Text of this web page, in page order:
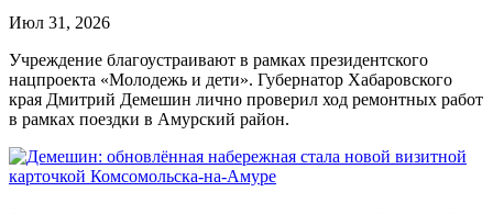
Июл 31, 2026
Учреждение благоустраивают в рамках президентского
нацпроекта «Молодежь и дети». Губернатор Хабаровского
края Дмитрий Демешин лично проверил ход ремонтных работ
в рамках поездки в Амурский район.